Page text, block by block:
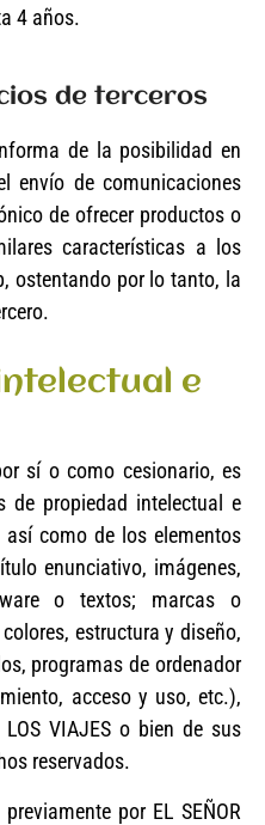
4 años.
de terceros
de la posibilidad en
envío de comunicaciones
de ofrecer productos o
características a los
ostentando por lo tanto, la
e
sí o como cesionario, es
de propiedad intelectual e
como de los elementos
enunciativo, imágenes,
o textos; marcas o
estructura y diseño,
programas de ordenador
acceso y uso, etc.),
VIAJES o bien de sus
reservados.
por EL SEÑOR